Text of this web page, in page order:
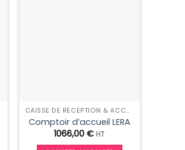
CAISSE DE RÉCEPTION & ACCUEIL
Comptoir d’accueil LERA
1066,00€ HT